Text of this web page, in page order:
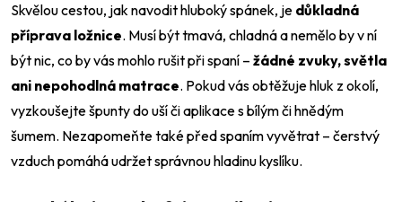
Skvělou cestou, jak navodit hluboký spánek, je důkladná
příprava ložnice. Musí být tmavá, chladná a nemělo by v ní
být nic, co by vás mohlo rušit při spaní – žádné zvuky, světla
ani nepohodlná matrace. Pokud vás obtěžuje hluk z okolí,
vyzkoušejte špunty do uší či aplikace s bílým či hnědým
šumem. Nezapomeňte také před spaním vyvětrat – čerstvý
vzduch pomáhá udržet správnou hladinu kyslíku.